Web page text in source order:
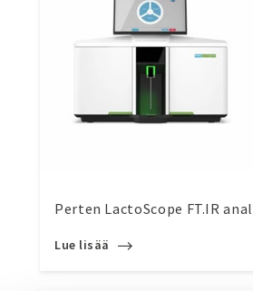
Perten LactoScope FT.IR
Lue lisää